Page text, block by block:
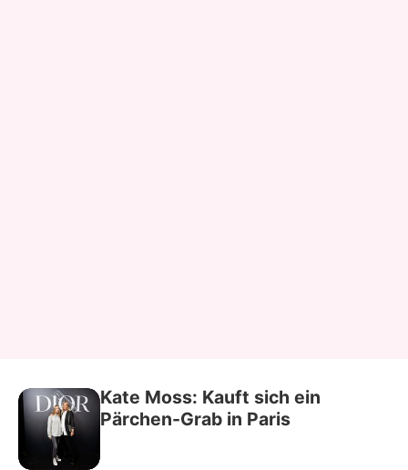
Kate Moss: Kauft sich ein
Pärchen-Grab in Paris